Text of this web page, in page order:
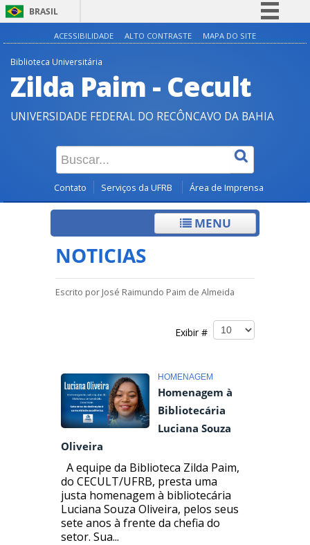
BRASIL
Simplifique!
Participe
Acesso à informação
Legislação
Canais
ACESSIBILIDADE ALTO CONTRASTE MAPA DO SITE
Biblioteca Universitária
Zilda Paim - Cecult
UNIVERSIDADE FEDERAL DO RECÔNCAVO DA BAHIA
Contato Serviços da UFRB Área de Imprensa
MENU
NOTICIAS
Escrito por José Raimundo Paim de Almeida
Exibir #
HOMENAGEM
Homenagem à
Bibliotecária
Luciana Souza
Oliveira
A equipe da Biblioteca Zilda Paim,
do CECULT/UFRB, presta uma
justa homenagem à bibliotecária
Luciana Souza Oliveira, pelos seus
sete anos à frente da chefia do
setor. Sua...